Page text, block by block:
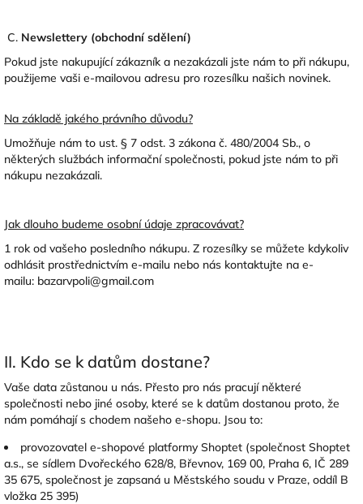
C. Newslettery (obchodní sdělení)
Pokud jste nakupující zákazník a nezakázali jste nám to při nákupu,
použijeme vaši e-mailovou adresu pro rozesílku našich novinek.
Na základě jakého právního důvodu?
Umožňuje nám to ust. § 7 odst. 3 zákona č. 480/2004 Sb., o
některých službách informační společnosti, pokud jste nám to při
nákupu nezakázali.
Jak dlouho budeme osobní údaje zpracovávat?
1 rok od vašeho posledního nákupu. Z rozesílky se můžete kdykoliv
odhlásit prostřednictvím e-mailu nebo nás kontaktujte na e-
mailu: bazarvpoli@gmail.com
II. Kdo se k datům dostane?
Vaše data zůstanou u nás. Přesto pro nás pracují některé
společnosti nebo jiné osoby, které se k datům dostanou proto, že
nám pomáhají s chodem našeho e-shopu. Jsou to:
provozovatel e-shopové platformy Shoptet (společnost Shoptet
a.s., se sídlem Dvořeckého 628/8, Břevnov, 169 00, Praha 6, IČ 289
35 675, společnost je zapsaná u Městského soudu v Praze, oddíl B
vložka 25 395)